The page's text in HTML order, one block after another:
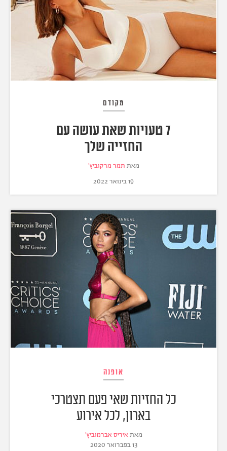
מקודם
7 טעויות שאת עושה עם
החזייה שלך
מאת תמר מרקוביץ'
19 בינואר 2022
אופנה
כל החזיות שאי פעם תצטרכי
בארון, לכל אירוע
מאת איריס אברמוביץ'
13 בפברואר 2020